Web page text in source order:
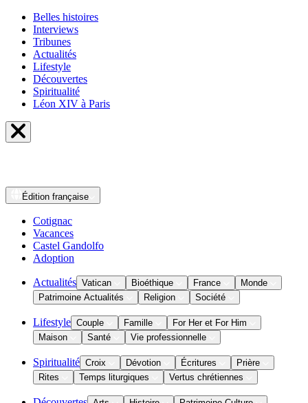
Belles histoires
Interviews
Tribunes
Actualités
Lifestyle
Découvertes
Spiritualité
Léon XIV à Paris
Édition française
Cotignac
Vacances
Castel Gandolfo
Adoption
Actualités Vatican Bioéthique France
Monde
Patrimoine Actualités
Religion Société
Lifestyle Couple Famille
For Her et For Him
Maison
Santé Vie professionnelle
Spiritualité Croix Dévotion Écritures
Prière
Rites
Temps liturgiques Vertus chrétiennes